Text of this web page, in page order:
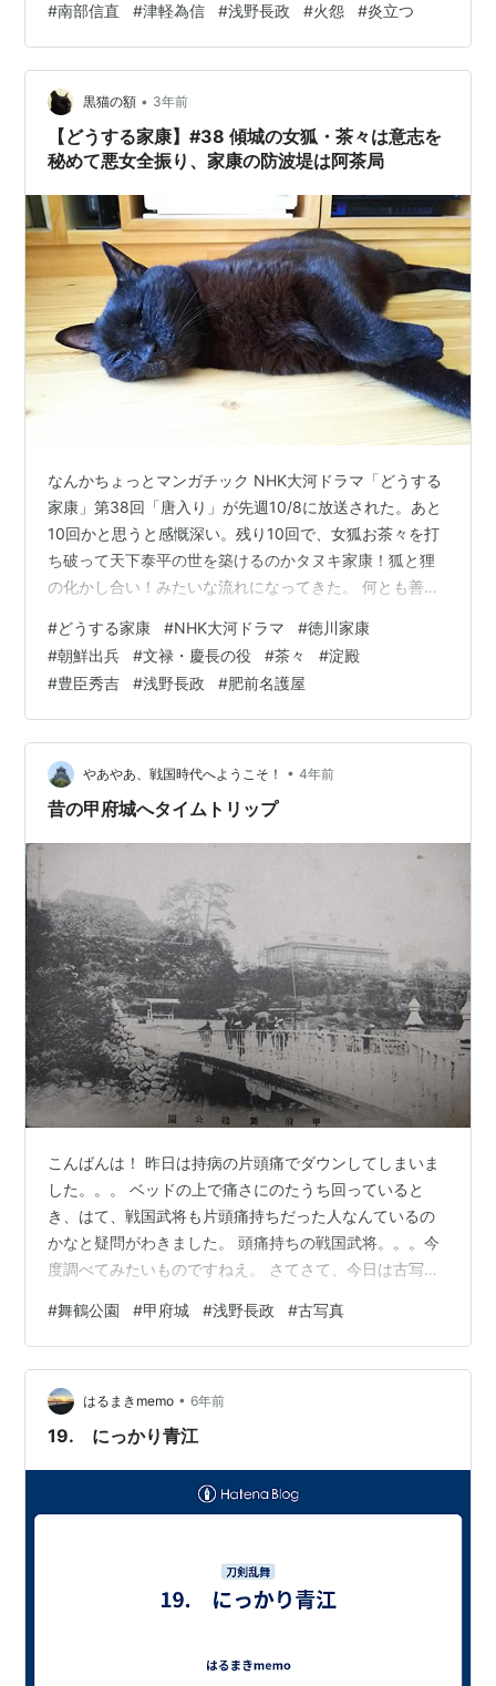
九戸政実は鍛錬を重ねた家臣たちと戦って徐々に勢力を
拡大し、存在感を増していた。 本家の南部晴政は従兄弟
の三戸（南部）信直を養子としたが、そのあと晴政に子
南部晴継が生れて、晴政が死ぬと後継者争いが勃発す
る。九戸政実が後継と押した実子の晴継が後を継いだ
が、直後急死してしまう。当主が…
#南部信直 #津軽為信 #浅野長政 #火怨 #炎立つ
黒猫の額 • 3年前
【どうする家康】#38 傾城の女狐・茶々は意志を
秘めて悪女全振り、家康の防波堤は阿茶局
なんかちょっとマンガチック NHK大河ドラマ「どうする
家康」第38回「唐入り」が先週10/8に放送された。あと
10回かと思うと感慨深い。残り10回で、女狐お茶々を打
ち破って天下泰平の世を築けるのかタヌキ家康！狐と狸
の化かし合い！みたいな流れになってきた。 何とも善悪
い悲劇のヒロインなのよ）なのがどうもマンガチック
だ。ジャニーズ崩壊といえど、松潤を悪者には「絶対」
しないんだろうね。既定路線、当たり前か。そう考える
と、岡田准一は爽やかとは縁遠い、思い切った信長を演
じたものだ。 公式サイトからあらすじを引用する。 天下
統一を果たした秀吉（ムロツヨシ）…
#どうする家康 #NHK大河ドラマ #徳川家康
#朝鮮出兵 #文禄・慶長の役 #茶々 #淀殿
#豊臣秀吉 #浅野長政 #肥前名護屋
やあやあ、戦国時代へようこそ！ • 4年前
昔の甲府城へタイムトリップ
こんばんは！ 昨日は持病の片頭痛でダウンしてしまいま
した。。。 ベッドの上で痛さにのたうち回っていると
き、はて、戦国武将も片頭痛持ちだった人なんているの
かなと疑問がわきました。 頭痛持ちの戦国武将。。。今
度調べてみたいものですねえ。 さてさて、今日は古写真
の甲府城趾ですね。 僕も甲府城に行ったことがあるので
わかるのですが、これは城の南側から見た写真で、堀に
かかる橋が「ゆうきはし」です。 今は左右の石垣のうえ
に土塀が復元されていますが、この頃はまだありませ
ん。木々もうっそうと生い茂っていて、いかにも古城と
#舞鶴公園 #甲府城 #浅野長政 #古写真
はるまきmemo • 6年前
19. にっかり青江